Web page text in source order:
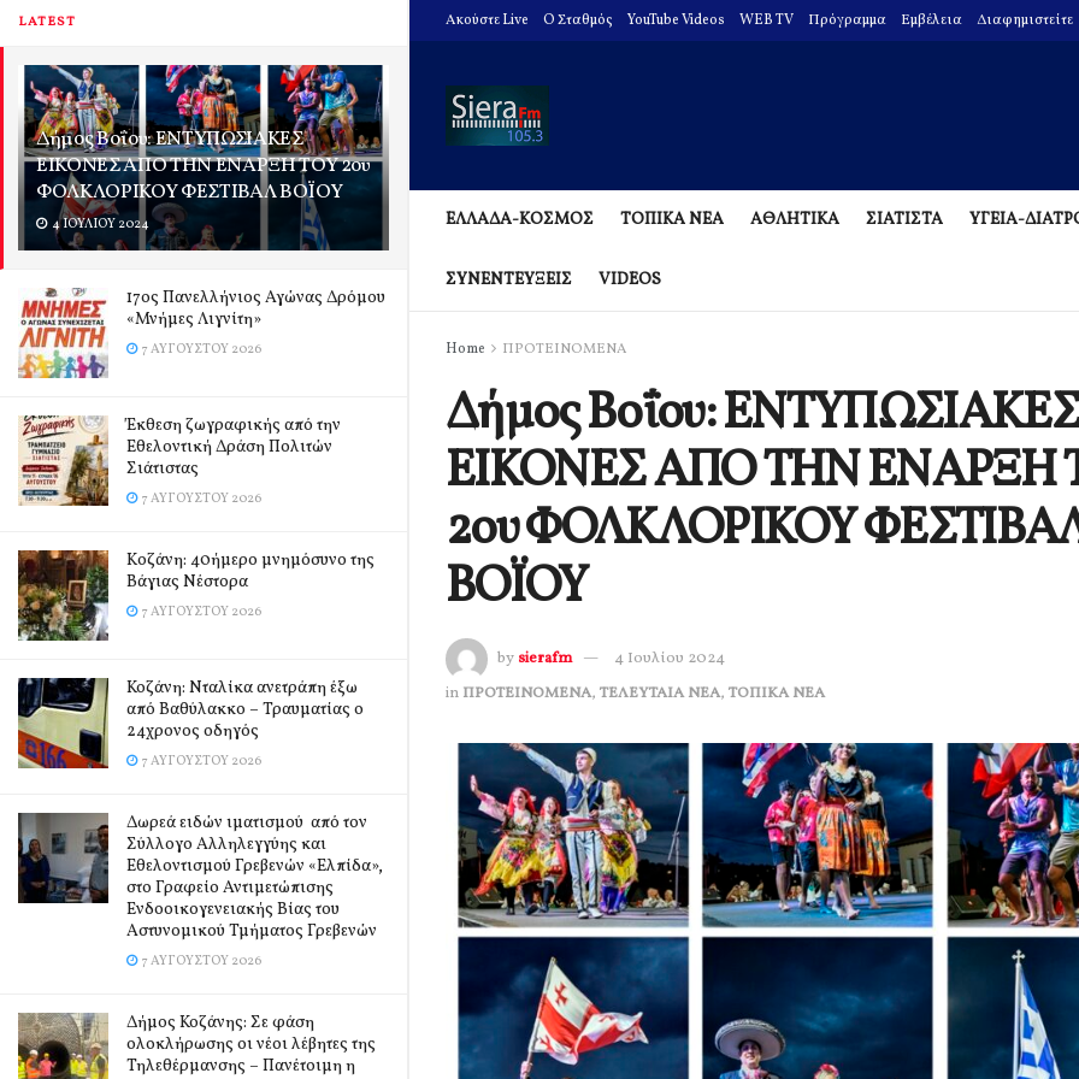
LATEST
Δήμος Βοΐου: ΕΝΤΥΠΩΣΙΑΚΕΣ
ΕΙΚΟΝΕΣ ΑΠΟ ΤΗΝ ΕΝΑΡΞΗ ΤΟΥ 2ου
ΦΟΛΚΛΟΡΙΚΟΥ ΦΕΣΤΙΒΑΛ ΒΟΪΟΥ
4 ΙΟΥΛΊΟΥ 2024
17ος Πανελλήνιος Αγώνας Δρόμου
«Μνήμες Λιγνίτη»
7 ΑΥΓΟΎΣΤΟΥ 2026
Έκθεση ζωγραφικής από την
Εθελοντική Δράση Πολιτών
Σιάτιστας
7 ΑΥΓΟΎΣΤΟΥ 2026
Kοζάνη: 40ήμερο μνημόσυνο της
Βάγιας Νέστορα
7 ΑΥΓΟΎΣΤΟΥ 2026
Κοζάνη: Νταλίκα ανετράπη έξω
από Βαθύλακκο – Τραυματίας ο
24χρονος οδηγός
7 ΑΥΓΟΎΣΤΟΥ 2026
Δωρεά ειδών ιματισμού από τον
Σύλλογο Αλληλεγγύης και
Εθελοντισμού Γρεβενών «Ελπίδα»,
στο Γραφείο Αντιμετώπισης
Ενδοοικογενειακής Βίας του
Αστυνομικού Τμήματος Γρεβενών
7 ΑΥΓΟΎΣΤΟΥ 2026
Δήμος Κοζάνης: Σε φάση
ολοκλήρωσης οι νέοι λέβητες της
Τηλεθέρμανσης – Πανέτοιμη η
Ακούστε Live O Σταθμός YouTube Videos WEB TV Πρόγραμμα Εμβέλεια Διαφημιστείτε
ΕΛΛΑΔΑ-ΚΟΣΜΟΣ ΤΟΠΙΚΑ ΝΕΑ ΑΘΛΗΤΙΚΑ ΣΙΑΤΙΣΤΑ ΥΓΕΙΑ-
ΣΥΝΕΝΤΕΥΞΕΙΣ VIDEOS
Home ΠΡΟΤΕΙΝΟΜΕΝΑ
Δήμος Βοΐου: ΕΝΤΥΠΩΣΙΑΚΕΣ
ΕΙΚΟΝΕΣ ΑΠΟ ΤΗΝ ΕΝΑΡΞΗ
2ου ΦΟΛΚΛΟΡΙΚΟΥ
ΒΟΪΟΥ
by sierafm
4 Ιουλίου 2024
in ΠΡΟΤΕΙΝΟΜΕΝΑ, ΤΕΛΕΥΤΑΙΑ ΝΕΑ, ΤΟΠΙΚΑ ΝΕΑ